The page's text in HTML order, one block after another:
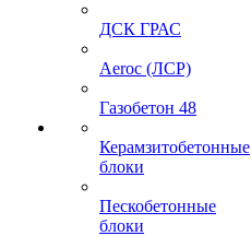
ДСК ГРАС
Aeroc (ЛСР)
Газобетон 48
Керамзитобетонные
блоки
Пескобетонные
блоки